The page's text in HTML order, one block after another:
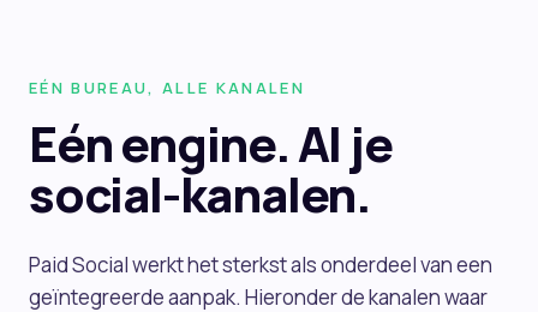
EÉN BUREAU, ALLE KANALEN
Eén engine.Al je
social-kanalen.
Paid Socialwerkt het sterkst als onderdeel van een
geïntegreerde aanpak. Hieronder de kanalen waar